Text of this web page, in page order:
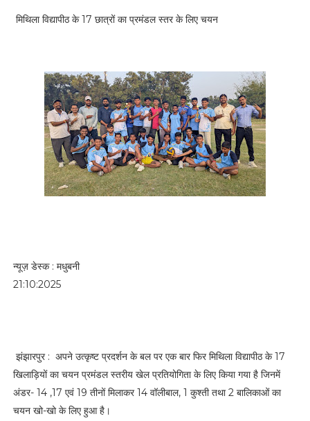
मिथिला विद्यापीठ के 17 छात्रों का प्रमंडल स्तर के लिए चयन
न्यूज़ डेस्क : मधुबनी
21:10:2025
झंझारपुर : अपने उत्कृष्ट प्रदर्शन के बल पर एक बार फिर मिथिला विद्यापीठ के 17
खिलाड़ियों का चयन प्रमंडल स्तरीय खेल प्रतियोगिता के लिए किया गया है जिनमें
अंडर- 14 ,17 एवं 19 तीनों मिलाकर 14 वॉलीबाल, 1 कुश्ती तथा 2 बालिकाओं का
चयन खो-खो के लिए हुआ है।